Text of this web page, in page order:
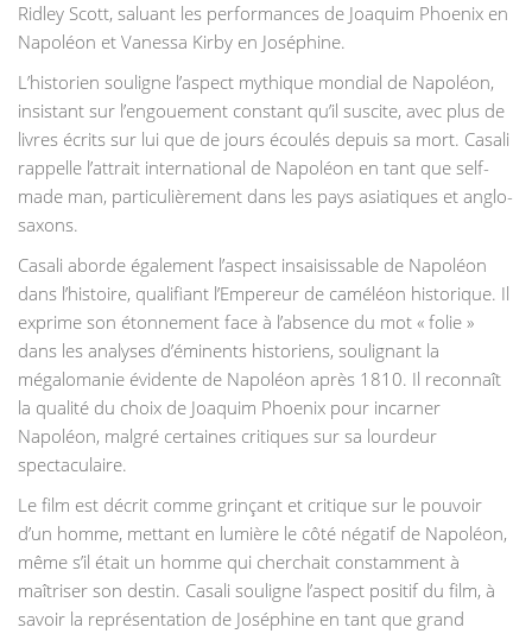
Ridley Scott, saluant les performances de Joaquim Phoenix en
Napoléon et Vanessa Kirby en Joséphine.
L’historien souligne l’aspect mythique mondial de Napoléon,
insistant sur l’engouement constant qu’il suscite, avec plus de
livres écrits sur lui que de jours écoulés depuis sa mort. Casali
rappelle l’attrait international de Napoléon en tant que self-
made man, particulièrement dans les pays asiatiques et anglo-
saxons.
Casali aborde également l’aspect insaisissable de Napoléon
dans l’histoire, qualifiant l’Empereur de caméléon historique. Il
exprime son étonnement face à l’absence du mot « folie »
dans les analyses d’éminents historiens, soulignant la
mégalomanie évidente de Napoléon après 1810. Il reconnaît
la qualité du choix de Joaquim Phoenix pour incarner
Napoléon, malgré certaines critiques sur sa lourdeur
spectaculaire.
Le film est décrit comme grinçant et critique sur le pouvoir
d’un homme, mettant en lumière le côté négatif de Napoléon,
même s’il était un homme qui cherchait constamment à
maîtriser son destin. Casali souligne l’aspect positif du film, à
savoir la représentation de Joséphine en tant que grand